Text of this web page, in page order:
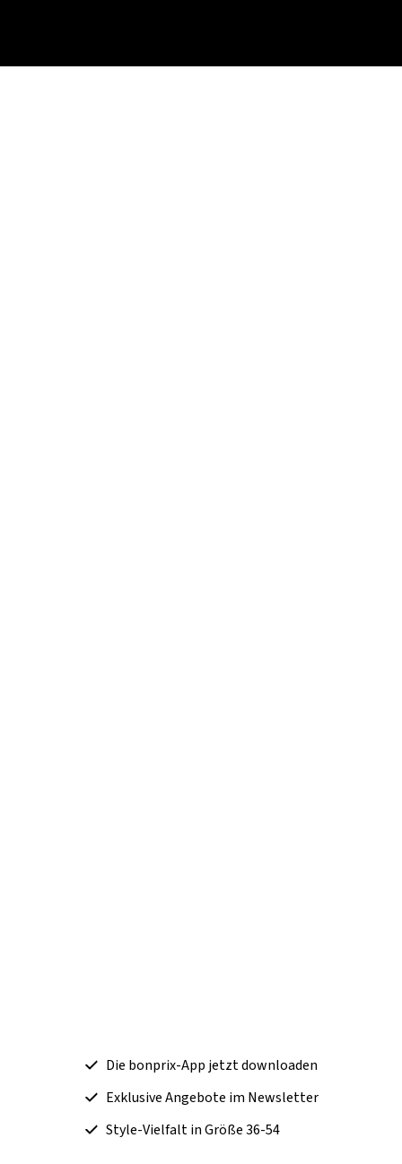
Die bonprix-App jetzt downloaden
Exklusive Angebote im Newsletter
Style-Vielfalt in Größe 36-54